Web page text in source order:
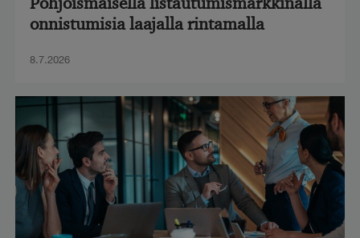
onnistumisia laajalla rintamalla
8.7.2026